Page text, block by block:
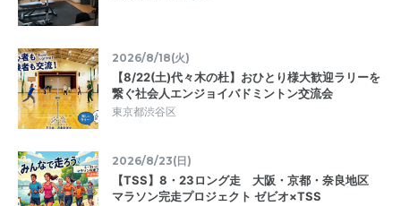
2026/8/18(火)
【8/22(土)代々木の杜】おひとり様大歓迎ラリーを
繋ぐ社会人エンジョイバドミントン交流会
東京都渋谷区
2026/8/23(日)
【TSS】8・23ロング走 大阪・京都・奈良地区
マラソン完走プロジェクト ゼビオ×TSS